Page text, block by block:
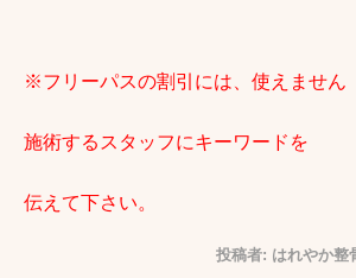
※フリーパスの割引には、使えません
施術するスタッフにキーワードを
伝えて下さい。
投稿者: はれやか整